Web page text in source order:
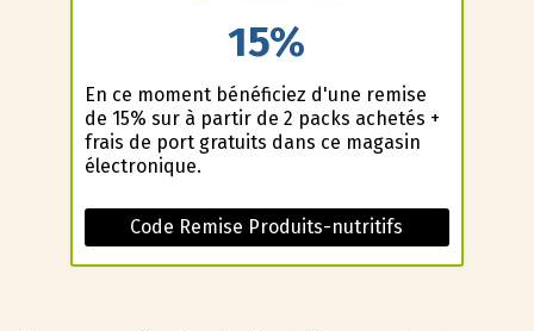
15%
En ce moment bénéficiez d'une remise
de 15% sur à partir de 2 packs achetés +
frais de port gratuits dans ce magasin
électronique.
Code Remise Produits-nutritifs